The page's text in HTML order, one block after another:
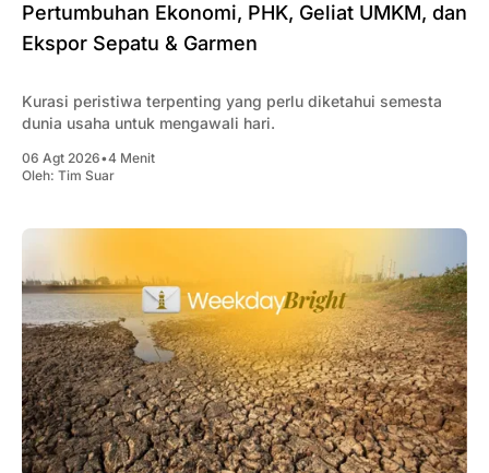
Pertumbuhan Ekonomi, PHK, Geliat UMKM, dan
Ekspor Sepatu & Garmen
Kurasi peristiwa terpenting yang perlu diketahui semesta
dunia usaha untuk mengawali hari.
06 Agt 2026•4 Menit
Oleh: Tim Suar